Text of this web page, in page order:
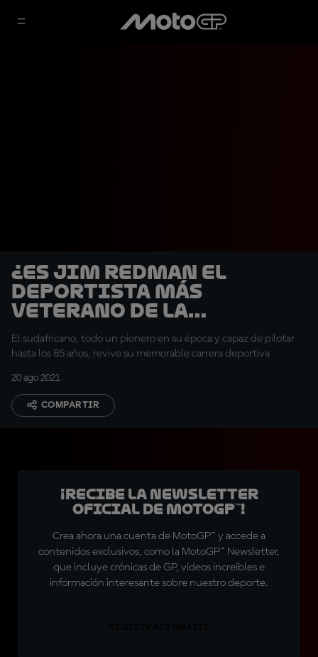
¿Es Jim Redman el
deportista más
veterano de la
historia?
El sudafricano, todo un pionero en su época y capaz de pilotar
hasta los 85 años, revive su memorable carrera deportiva
20 ago 2021
COMPARTIR
¡Recibe la Newsletter
oficial de MotoGP™!
Crea ahora una cuenta de MotoGP™ y accede a
contenidos exclusivos, como la MotoGP™ Newsletter,
que incluye crónicas de GP, vídeos increíbles e
información interesante sobre nuestro deporte.